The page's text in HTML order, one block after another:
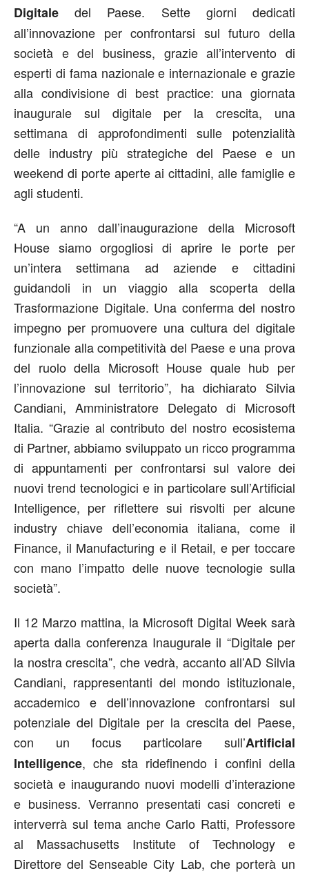
Digitale del Paese. Sette giorni dedicati
all’innovazione per confrontarsi sul futuro della
società e del business, grazie all’intervento di
esperti di fama nazionale e internazionale e grazie
alla condivisione di best practice: una giornata
inaugurale sul digitale per la crescita, una
settimana di approfondimenti sulle potenzialità
delle industry più strategiche del Paese e un
weekend di porte aperte ai cittadini, alle famiglie e
agli studenti.
“A un anno dall’inaugurazione della Microsoft
House siamo orgogliosi di aprire le porte per
un’intera settimana ad aziende e cittadini
guidandoli in un viaggio alla scoperta della
Trasformazione Digitale. Una conferma del nostro
impegno per promuovere una cultura del digitale
funzionale alla competitività del Paese e una prova
del ruolo della Microsoft House quale hub per
l’innovazione sul territorio”, ha dichiarato Silvia
Candiani, Amministratore Delegato di Microsoft
Italia. “Grazie al contributo del nostro ecosistema
di Partner, abbiamo sviluppato un ricco programma
di appuntamenti per confrontarsi sul valore dei
nuovi trend tecnologici e in particolare sull’Artificial
Intelligence, per riflettere sui risvolti per alcune
industry chiave dell’economia italiana, come il
Finance, il Manufacturing e il Retail, e per toccare
con mano l’impatto delle nuove tecnologie sulla
società”.
Il 12 Marzo mattina, la Microsoft Digital Week sarà
aperta dalla conferenza Inaugurale il “Digitale per
la nostra crescita”, che vedrà, accanto all’AD Silvia
Candiani, rappresentanti del mondo istituzionale,
accademico e dell’innovazione confrontarsi sul
potenziale del Digitale per la crescita del Paese,
con un focus particolare sull’Artificial
Intelligence, che sta ridefinendo i confini della
società e inaugurando nuovi modelli d’interazione
e business. Verranno presentati casi concreti e
interverrà sul tema anche Carlo Ratti, Professore
al Massachusetts Institute of Technology e
Direttore del Senseable City Lab, che porterà un